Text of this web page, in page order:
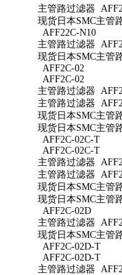
主管路过滤器
现货日本SMC主管
AFF22C-N10
主管路过滤器
现货日本SMC主管
AFF2C-02
AFF2C-02
主管路过滤器
主管路过滤器
现货日本SMC主管
现货日本SMC主管
AFF2C-02C-T
AFF2C-02C-T
主管路过滤器
主管路过滤器
现货日本SMC主管
现货日本SMC主管
AFF2C-02D
主管路过滤器
现货日本SMC主管
AFF2C-02D-T
AFF2C-02D-T
主管路过滤器